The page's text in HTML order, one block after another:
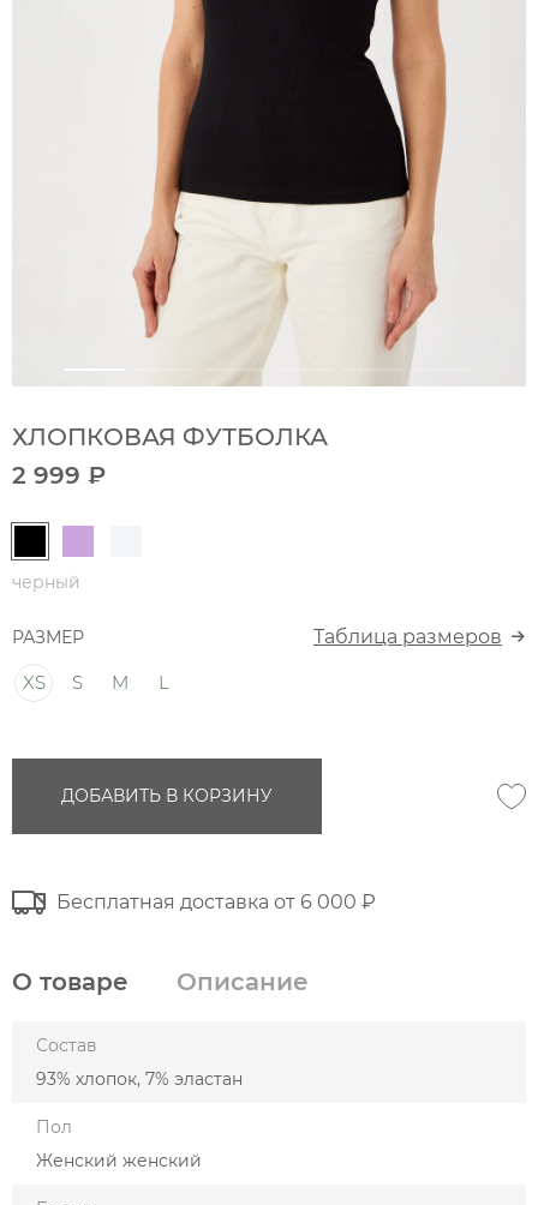
ХЛОПКОВАЯ ФУТБОЛКА
2 999 ₽
черный
РАЗМЕР
Таблица размеров
XS
S M L
ДОБАВИТЬ В КОРЗИНУ
Бесплатная доставка от 6 000 ₽
О товаре Описание
Состав
93% хлопок, 7% эластан
Пол
Женский женский